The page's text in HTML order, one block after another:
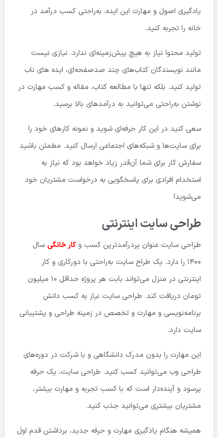
یادگیری اصول و مهارت این ایده، به‌راحتی کسب درآمد در
خانه را تجربه کنید.
تولید محتوا نیاز به هیچ پیش‌زمینه‌ای ندارد. نیازی نیست
مانند نویسندگان کتاب‌های چند صدصفحه‌ای، ایده های ناب
تولید کنید. بلکه تنها با مطالعه کتاب، مقاله و کسب مهارت در
نوشتن به‌راحتی می‌توانید به درآمدهای بالا برسید.
سعی کنید در این کار حرفه‌ای شوید و نمونه کارهای خود را
برای سایت‌ها و شبکه‌های اجتماعی ارسال کنید. مطمئن باشید
سفارش کار برای شما آن‌قدر زیاد خواهد بود که نیاز به
استخدام افرادی برای پاسخگویی به درخواست مشتریان خود
می‌شوید!
طراحی سایت اینترنتی
طراحی سایت عنوان پردرآمدترین کسب و کار خانگی سال
1400 را دارد. یک طراح سایت به‌راحتی با دورکاری و کار
اینترنتی در منزل می‌تواند بابت هر پروژه حداقل 10 میلیون
تومان دریافت کند. طراحی سایت نیاز به کسب دانش
برنامه‌نویسی و مهارت و تخصص در زمینه طراحی و پشتیبانی
سایت دارد.
این مهارت را بدون مدرک دانشگاهی و با شرکت در دوره‌های
طراحی وب می‌توانید کسب کنید. طراحی سایت، یک حرفه
پرسود و آینده‌دار است که با کسب تجربه و مهارت بیشتر،
مشتریان بیشتری می‌توانید جذب کنید.
همیشه هنگام یادگیری مهارت و حرفه جدید، برداشتن قدم اول